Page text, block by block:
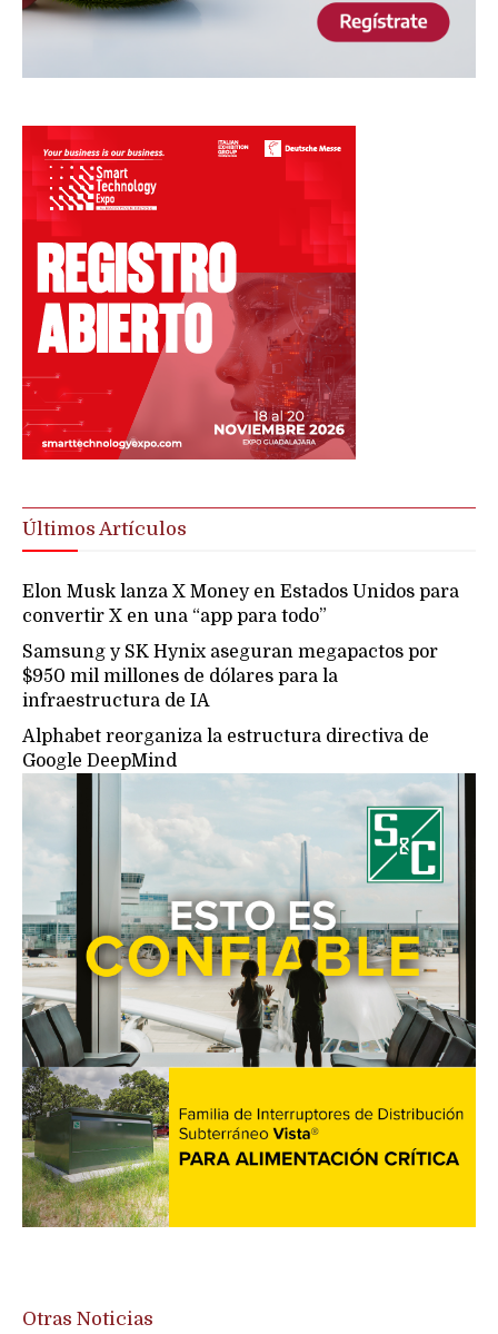
Últimos Artículos
Elon Musk lanza X Money en Estados Unidos para
convertir X en una “app para todo”
Samsung y SK Hynix aseguran megapactos por
$950 mil millones de dólares para la
infraestructura de IA
Alphabet reorganiza la estructura directiva de
Google DeepMind
Otras Noticias